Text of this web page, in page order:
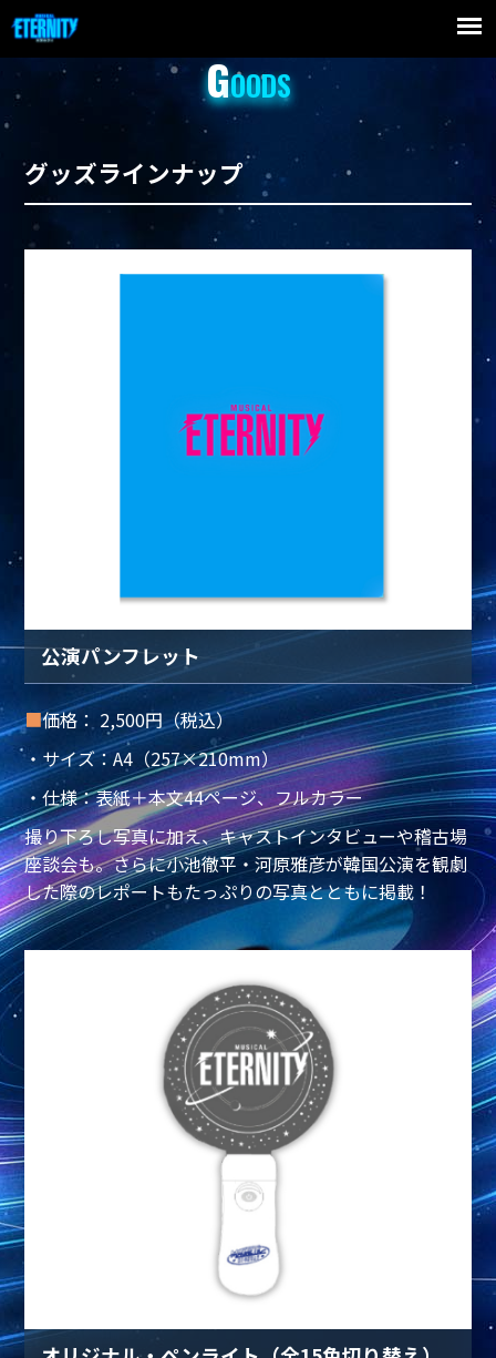
GOODS
グッズラインナップ
公演パンフレット
■価格： 2,500円（税込）
・サイズ：A4（257×210mm）
・仕様：表紙＋本文44ページ、フルカラー
撮り下ろし写真に加え、キャストインタビューや稽古場
座談会も。さらに小池徹平・河原雅彦が韓国公演を観劇
した際のレポートもたっぷりの写真とともに掲載！